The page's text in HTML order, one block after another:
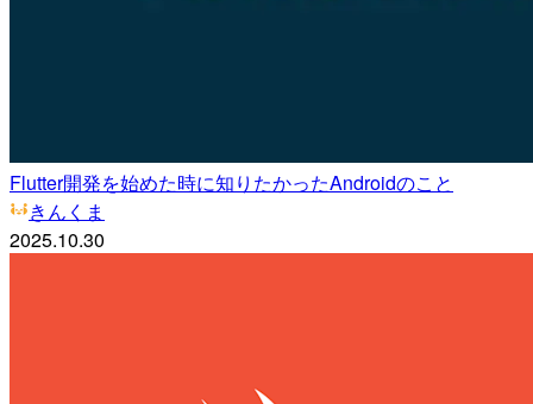
Flutter開発を始めた時に知りたかったAndroidのこと
きんくま
2025.10.30